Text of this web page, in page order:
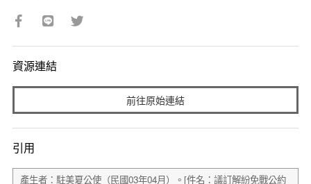
資源連結
前往原始連結
引用